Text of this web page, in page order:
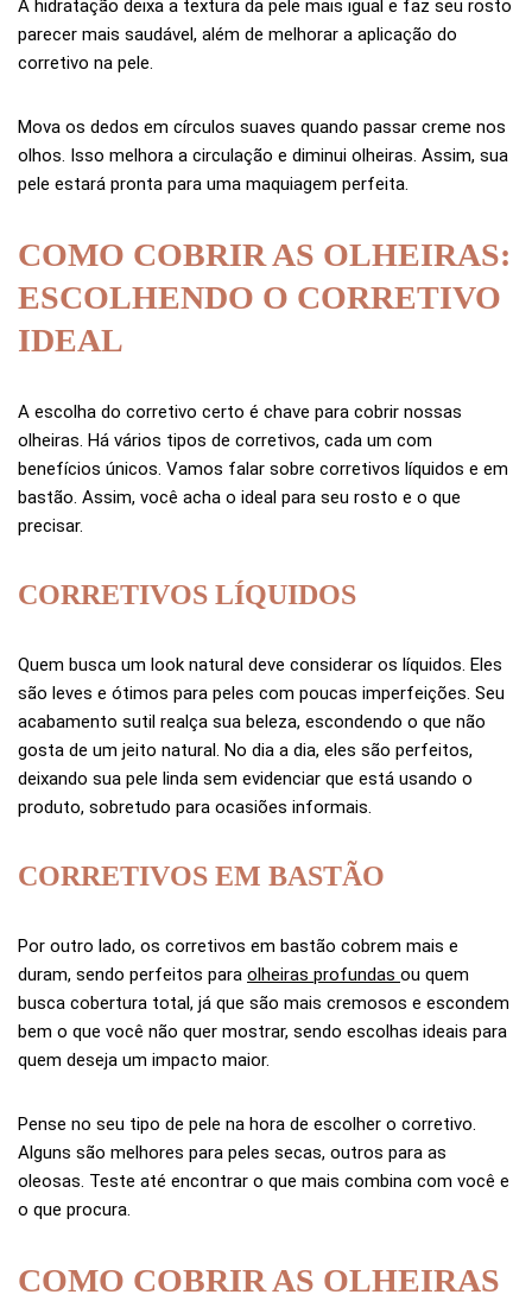
A hidratação deixa a textura da pele mais igual e faz seu rosto
parecer mais saudável, além de melhorar a aplicação do
corretivo na pele.
Mova os dedos em círculos suaves quando passar creme nos
olhos. Isso melhora a circulação e diminui olheiras. Assim, sua
pele estará pronta para uma maquiagem perfeita.
COMO COBRIR AS OLHEIRAS:
ESCOLHENDO O CORRETIVO
IDEAL
A escolha do corretivo certo é chave para cobrir nossas
olheiras. Há vários tipos de corretivos, cada um com
benefícios únicos. Vamos falar sobre corretivos líquidos e em
bastão. Assim, você acha o ideal para seu rosto e o que
precisar.
CORRETIVOS LÍQUIDOS
Quem busca um look natural deve considerar os líquidos. Eles
são leves e ótimos para peles com poucas imperfeições. Seu
acabamento sutil realça sua beleza, escondendo o que não
gosta de um jeito natural. No dia a dia, eles são perfeitos,
deixando sua pele linda sem evidenciar que está usando o
produto, sobretudo para ocasiões informais.
CORRETIVOS EM BASTÃO
Por outro lado, os corretivos em bastão cobrem mais e
duram, sendo perfeitos para olheiras profundas ou quem
busca cobertura total, já que são mais cremosos e escondem
bem o que você não quer mostrar, sendo escolhas ideais para
quem deseja um impacto maior.
Pense no seu tipo de pele na hora de escolher o corretivo.
Alguns são melhores para peles secas, outros para as
oleosas. Teste até encontrar o que mais combina com você e
o que procura.
COMO COBRIR AS OLHEIRAS